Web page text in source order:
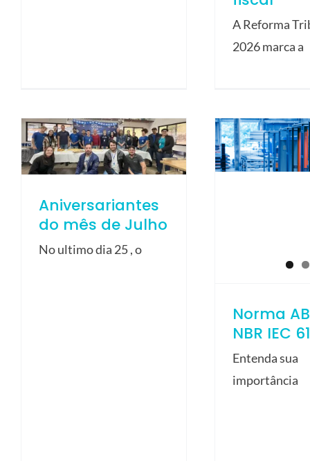
A Reforma
2026 marca a
Aniversariantes
do mês de Julho
No ultimo dia 25 , o
Norma
NBR IEC
Entenda sua
importância